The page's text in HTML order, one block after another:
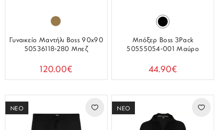
Γυναικείο Μαντήλι Boss 90x90
50536118-280 Μπεζ
120.00€
Μπόξερ Boss 3Pack
50555054-001 Μαύρο
44.90€
ΝΕΟ ΝΕΟ